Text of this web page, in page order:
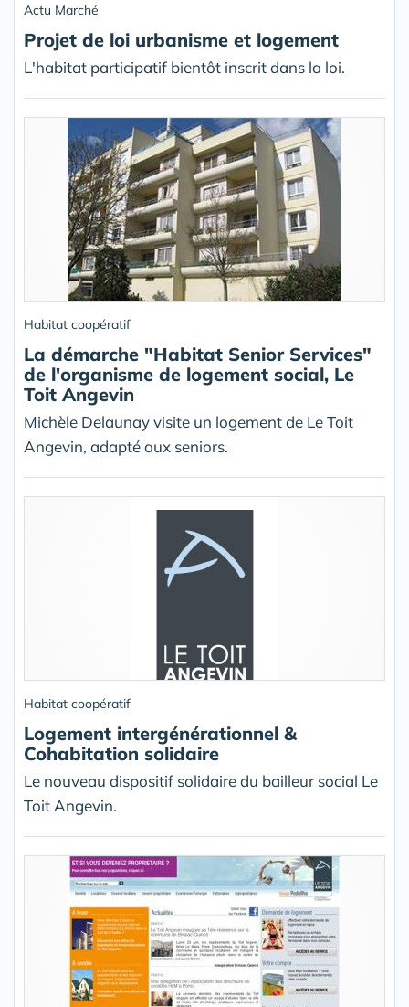
Actu Marché
Projet de loi urbanisme et logement
L'habitat participatif bientôt inscrit dans la loi.
Habitat coopératif
La démarche "Habitat Senior Services"
de l'organisme de logement social, Le
Toit Angevin
Michèle Delaunay visite un logement de Le Toit
Angevin, adapté aux seniors.
Habitat coopératif
Logement intergénérationnel &
Cohabitation solidaire
Le nouveau dispositif solidaire du bailleur social Le
Toit Angevin.